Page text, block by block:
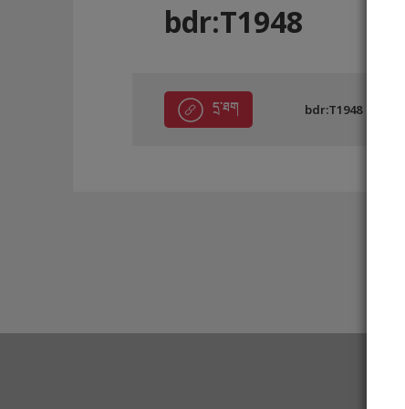
bdr:T1948
དྲ་ཐག bdr:T1948